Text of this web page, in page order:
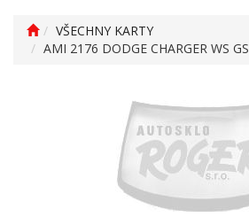
VŠECHNY KARTY
AMI 2176 DODGE CHARGER WS GS